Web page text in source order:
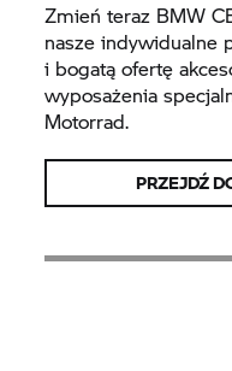
Zmień teraz BMW
nasze indywidualne
i bogatą ofertę
wyposażenia
Motorrad.
PRZEJDŹ